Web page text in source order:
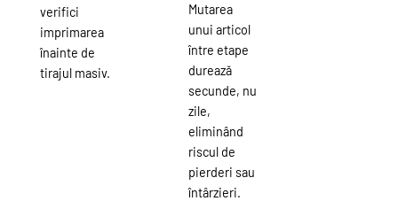
verifici
imprimarea
înainte de
tirajul masiv.
Mutarea
unui articol
între etape
durează
secunde, nu
zile,
eliminând
riscul de
pierderi sau
întârzieri.